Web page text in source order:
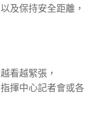
及保持安全距離，
看越緊張，
揮中心記者會或各